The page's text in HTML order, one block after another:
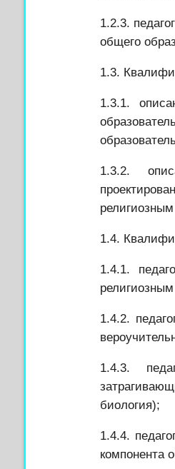
1.2.3.
общего
1.3.
1.3.1.
1.3.2.
1.4.
1.4.1.
1.4.2.
1.4.3.
биология);
1.4.4.
компонента